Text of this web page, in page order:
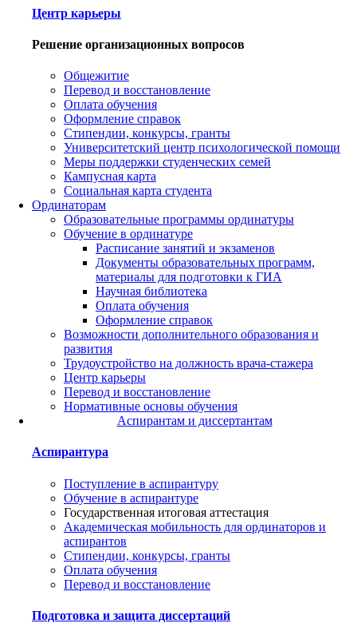
Центр карьеры
Решение организационных вопросов
Общежитие
Перевод и восстановление
Оплата обучения
Оформление справок
Стипендии, конкурсы, гранты
Университетский центр психологической помощи
Меры поддержки студенческих семей
Кампусная карта
Социальная карта студента
Ординаторам
Образовательные программы ординатуры
Обучение в ординатуре
Расписание занятий и экзаменов
Документы образовательных программ,
материалы для подготовки к ГИА
Научная библиотека
Оплата обучения
Оформление справок
Возможности дополнительного образования и
развития
Трудоустройство на должность врача-стажера
Центр карьеры
Перевод и восстановление
Нормативные основы обучения
Аспирантам и диссертантам
Аспирантура
Поступление в аспирантуру
Обучение в аспирантуре
Государственная итоговая аттестация
Академическая мобильность для ординаторов и
аспирантов
Стипендии, конкурсы, гранты
Оплата обучения
Перевод и восстановление
Подготовка и защита диссертаций